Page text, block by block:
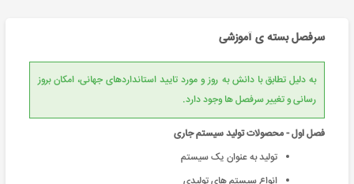
سرفصل بسته ی آموزشی
به دلیل تطابق با دانش به روز و مورد تایید استانداردهای جهانی، امکان بروز
رسانی و تغییر سرفصل ها وجود دارد.
فصل اول - محصولات تولید سیستم جاری
تولید به عنوان یک سیستم
انواع سیستم های تولیدی